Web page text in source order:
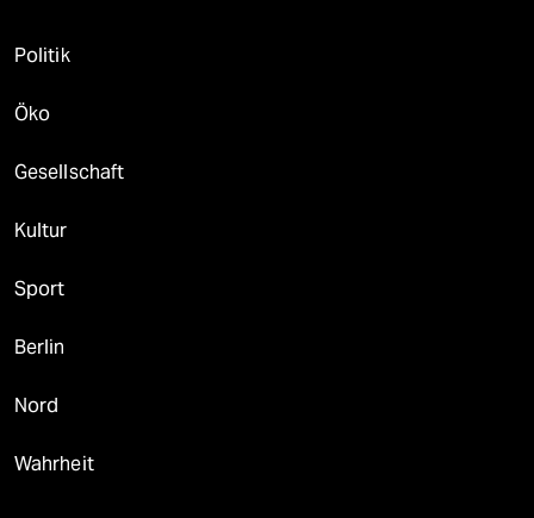
Politik
Öko
Gesellschaft
Kultur
Sport
Berlin
Nord
Wahrheit